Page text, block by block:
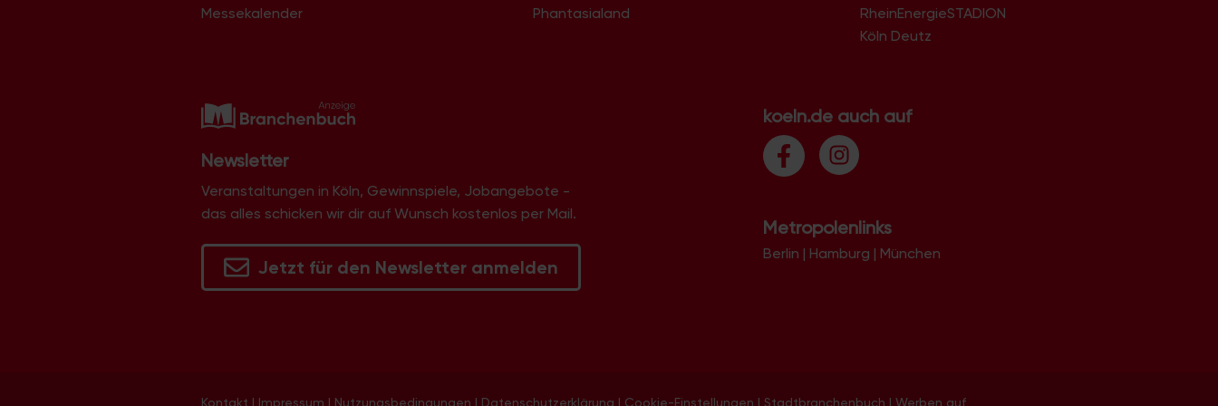
Messekalender
Phantasialand
RheinEnergieSTADION
Köln Deutz
Newsletter
Veranstaltungen in Köln, Gewinnspiele, Jobangebote -
das alles schicken wir dir auf Wunsch kostenlos per Mail.
Jetzt für den Newsletter anmelden
koeln.de auch auf
Metropolenlinks
Berlin | Hamburg | München
Kontakt | Impressum | Nutzungsbedingungen | Datenschutzerklärung | Cookie-Einstellungen | Stadtbranchenbuch | Werben auf